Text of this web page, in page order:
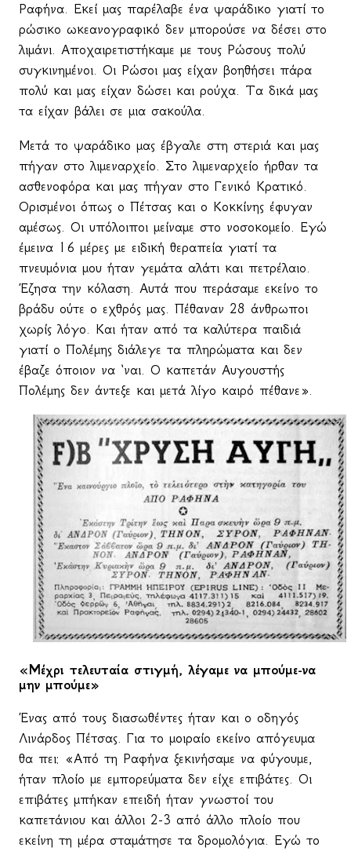
Ραφήνα. Εκεί μας παρέλαβε ένα ψαράδικο γιατί το
ρώσικο ωκεανογραφικό δεν μπορούσε να δέσει στο
λιμάνι. Αποχαιρετιστήκαμε με τους Ρώσους πολύ
συγκινημένοι. Οι Ρώσοι μας είχαν βοηθήσει πάρα
πολύ και μας είχαν δώσει και ρούχα. Τα δικά μας
τα είχαν βάλει σε μια σακούλα.
Μετά το ψαράδικο μας έβγαλε στη στεριά και μας
πήγαν στο λιμεναρχείο. Στο λιμεναρχείο ήρθαν τα
ασθενοφόρα και μας πήγαν στο Γενικό Κρατικό.
Ορισμένοι όπως ο Πέτσας και ο Κοκκίνης έφυγαν
αμέσως. Οι υπόλοιποι μείναμε στο νοσοκομείο. Εγώ
έμεινα 16 μέρες με ειδική θεραπεία γιατί τα
πνευμόνια μου ήταν γεμάτα αλάτι και πετρέλαιο.
Έζησα την κόλαση. Αυτά που περάσαμε εκείνο το
βράδυ ούτε ο εχθρός μας. Πέθαναν 28 άνθρωποι
χωρίς λόγο. Και ήταν από τα καλύτερα παιδιά
γιατί ο Πολέμης διάλεγε τα πληρώματα και δεν
έβαζε όποιον να ‘ναι. Ο καπετάν Αυγουστής
Πολέμης δεν άντεξε και μετά λίγο καιρό πέθανε».
«Μέχρι τελευταία στιγμή, λέγαμε να μπούμε-να
μην μπούμε»
Ένας από τους διασωθέντες ήταν και ο οδηγός
Λινάρδος Πέτσας. Για το μοιραίο εκείνο απόγευμα
θα πει: «Από τη Ραφήνα ξεκινήσαμε να φύγουμε,
ήταν πλοίο με εμπορεύματα δεν είχε επιβάτες. Οι
επιβάτες μπήκαν επειδή ήταν γνωστοί του
καπετάνιου και άλλοι 2-3 από άλλο πλοίο που
εκείνη τη μέρα σταμάτησε τα δρομολόγια. Εγώ το